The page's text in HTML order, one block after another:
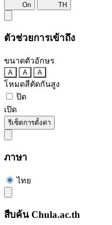
On TH
ตัวช่วยการเข้าถึง
ขนาดตัวอักษร
A A A
โหมดสีตัดกันสูง
ปิด
เปิด
รีเซ็ตการตั้งค่า
ภาษา
ไทย
สืบค้น Chula.ac.th